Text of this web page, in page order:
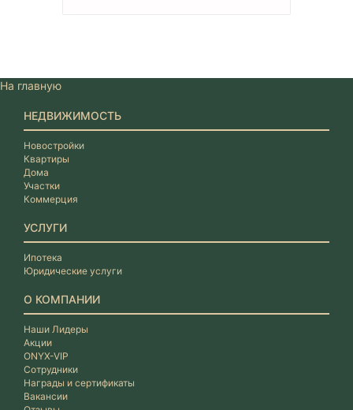
На главную
НЕДВИЖИМОСТЬ
Новостройки
Квартиры
Дома
Участки
Коммерция
УСЛУГИ
Ипотека
Юридические услуги
О КОМПАНИИ
Наши Лидеры
Акции
ONYX-VIP
Сотрудники
Награды и сертификаты
Вакансии